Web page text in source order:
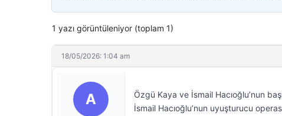
1 yazı görüntüleniyor (toplam 1)
18/05/2026: 1:04 am
A
Özgü Kaya ve İsmail Hacıoğlu’nun
İsmail Hacıoğlu’nun uyuşturucu